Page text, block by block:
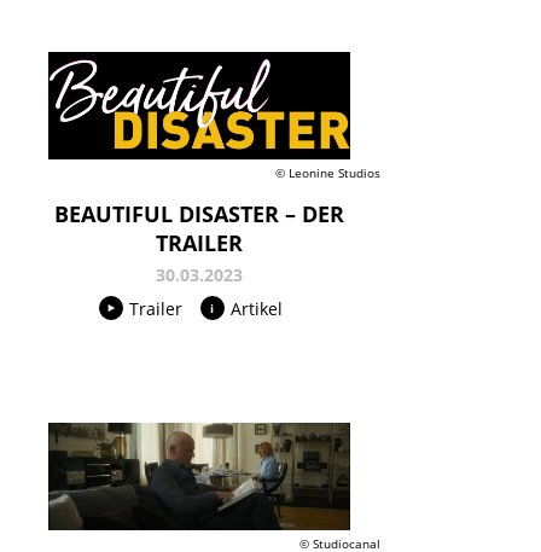
© Leonine Studios
BEAUTIFUL DISASTER – DER
TRAILER
30.03.2023
Trailer
Artikel
© Studiocanal